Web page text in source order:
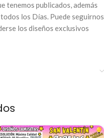
tenemos publicados, además
los Días. Puede seguirnos
los diseños exclusivos